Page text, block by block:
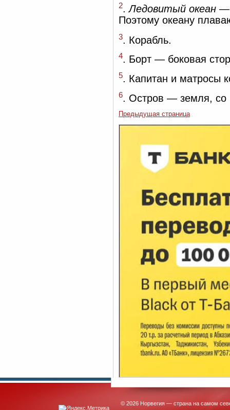
2.Ледовитый океан —
Поэтому океану
3 . Корабль.
4. Борт — боковая
5. Капитан и матросы
6. Остров — земля, со
Предыдущая страница
© 2026 Норвегия — страна на самом